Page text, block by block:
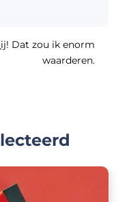
! Dat zou ik enorm
waarderen.